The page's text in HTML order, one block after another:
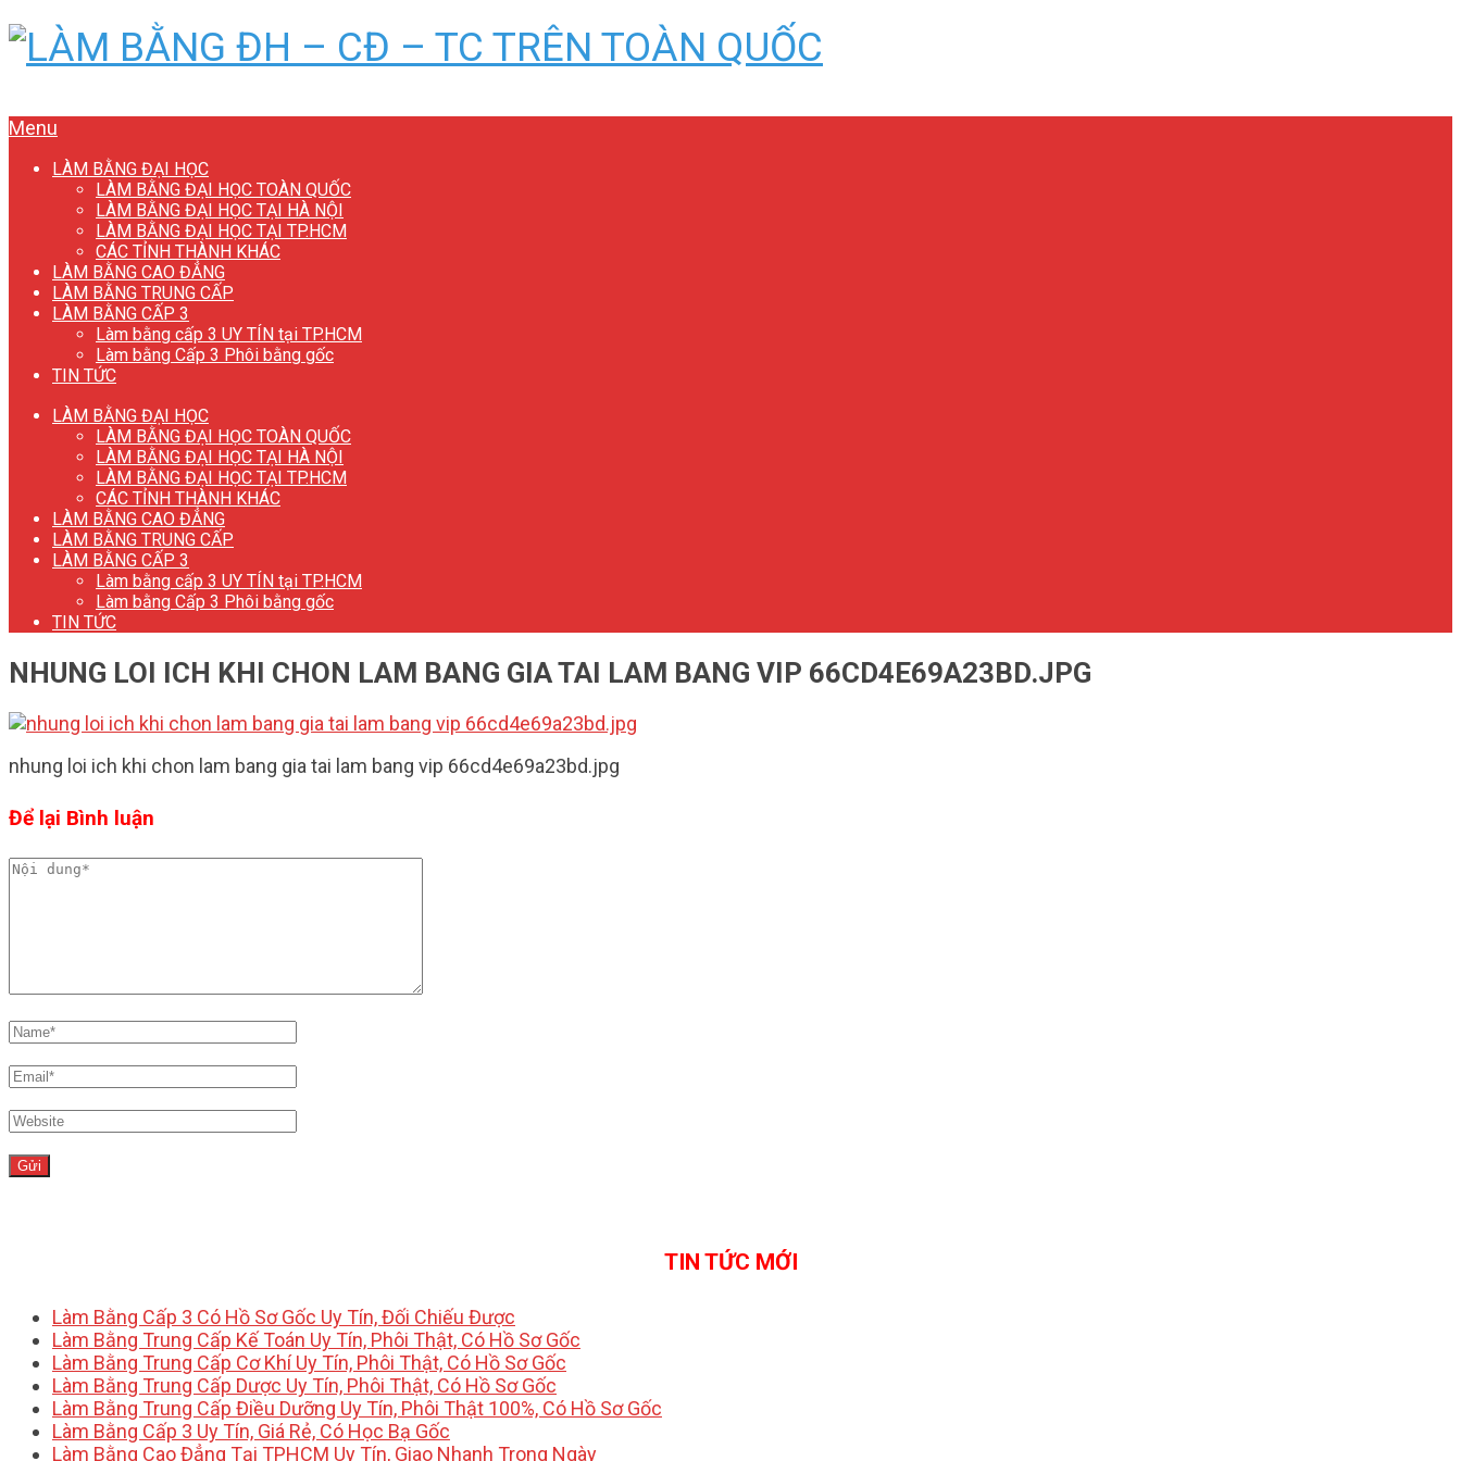
Menu
LÀM BẰNG ĐẠI HỌC
LÀM BẰNG ĐẠI HỌC TOÀN QUỐC
LÀM BẰNG ĐẠI HỌC TẠI HÀ NỘI
LÀM BẰNG ĐẠI HỌC TẠI TP.HCM
CÁC TỈNH THÀNH KHÁC
LÀM BẰNG CAO ĐẲNG
LÀM BẰNG TRUNG CẤP
LÀM BẰNG CẤP 3
Làm bằng cấp 3 UY TÍN tại TP.HCM
Làm bằng Cấp 3 Phôi bằng gốc
TIN TỨC
LÀM BẰNG ĐẠI HỌC
LÀM BẰNG ĐẠI HỌC TOÀN QUỐC
LÀM BẰNG ĐẠI HỌC TẠI HÀ NỘI
LÀM BẰNG ĐẠI HỌC TẠI TP.HCM
CÁC TỈNH THÀNH KHÁC
LÀM BẰNG CAO ĐẲNG
LÀM BẰNG TRUNG CẤP
LÀM BẰNG CẤP 3
Làm bằng cấp 3 UY TÍN tại TP.HCM
Làm bằng Cấp 3 Phôi bằng gốc
TIN TỨC
NHUNG LOI ICH KHI CHON LAM BANG GIA TAI LAM BANG VIP 66CD4E69A23BD.JPG
nhung loi ich khi chon lam bang gia tai lam bang vip 66cd4e69a23bd.jpg
Để lại Bình luận
TIN TỨC MỚI
Làm Bằng Cấp 3 Có Hồ Sơ Gốc Uy Tín, Đối Chiếu Được
Làm Bằng Trung Cấp Kế Toán Uy Tín, Phôi Thật, Có Hồ Sơ Gốc
Làm Bằng Trung Cấp Cơ Khí Uy Tín, Phôi Thật, Có Hồ Sơ Gốc
Làm Bằng Trung Cấp Dược Uy Tín, Phôi Thật, Có Hồ Sơ Gốc
Làm Bằng Trung Cấp Điều Dưỡng Uy Tín, Phôi Thật 100%, Có Hồ Sơ Gốc
Làm Bằng Cấp 3 Uy Tín, Giá Rẻ, Có Học Bạ Gốc
Làm Bằng Cao Đẳng Tại TPHCM Uy Tín, Giao Nhanh Trong Ngày